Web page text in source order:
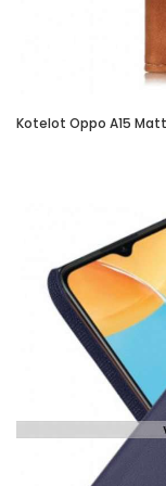
Kotelot Oppo A15